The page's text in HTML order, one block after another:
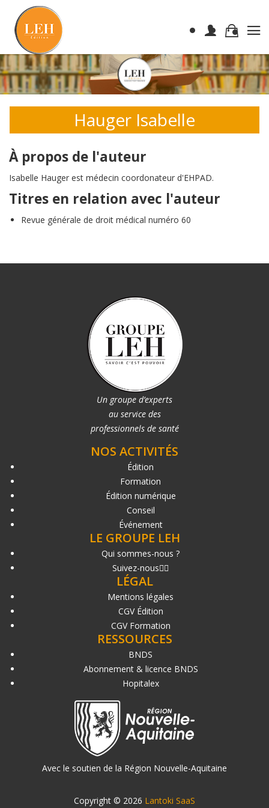
Hauger Isabelle
À propos de l'auteur
Isabelle Hauger est médecin coordonateur d'EHPAD.
Titres en relation avec l'auteur
Revue générale de droit médical numéro 60
Un groupe d’experts
au service des
professionnels de santé
NOS ACTIVITÉS
Édition
Formation
Édition numérique
Conseil
Événement
LE GROUPE LEH
Qui sommes-nous ?
Suivez-nous
LÉGAL
Mentions légales
CGV Édition
CGV Formation
RESSOURCES
BNDS
Abonnement & licence BNDS
Hopitalex
Avec le soutien de la Région Nouvelle-Aquitaine
Copyright © 2026 Lantoki SaaS